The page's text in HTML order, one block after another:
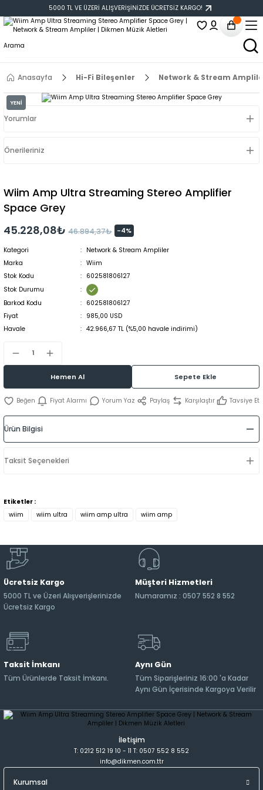
5000 TL VE ÜZERİ ALIŞVERİŞİNİZDE ÜCRETSİZ KARGO!
Anasayfa Hi-Fi Bileşenler Network & Stream
YENİ
Yorumlar
Önerileriniz
Wiim Amp Ultra Streaming Stereo Amplifier
Space Grey
45.228,08₺ 46.894,37₺ -4%
Kategori
Network & Stream Ampliler
Marka
Wiim
Stok Kodu
602581806127
Stok Durumu
Barkod Kodu
602581806127
Fiyat
985,00 USD
Havale
42.966,67 TL (%5,00 havale indirimi)
Hemen Al Sepete Ekle
Fiyat Alarmı Yorum Yaz Paylaş Karşılaştır Tavsiye Et
Ürün Bilgisi
Taksit Seçenekleri
Etiketler :
wiim
wiim ultra wiim amp ultra wiim amp
Ücretsiz Kargo
5000 TL ve Üzeri Alışverişlerinizde
Ücretsiz Kargo
Müşteri Hizmetleri
Numaramız : 0507 552 8 552
Taksit İmkanı
Tüm Ürünlerde Taksit İmkanı.
Aynı Gün
Tüm Siparişleriniz 16:00 'a Kadar
Aynı Gün İçerisinde Kargoya Verilir
İletişim
T: 0212 512 19 10 - 11 T: 0507 552 8 552
info@dikmen.com.ttr
Kurumsal